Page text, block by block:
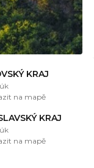
KRAJ
na mapě
KRAJ
na mapě